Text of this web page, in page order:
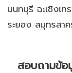
นนทบุรี ฉะเชิงเ
ระยอง สมุทรสา
สอบถามข้อ